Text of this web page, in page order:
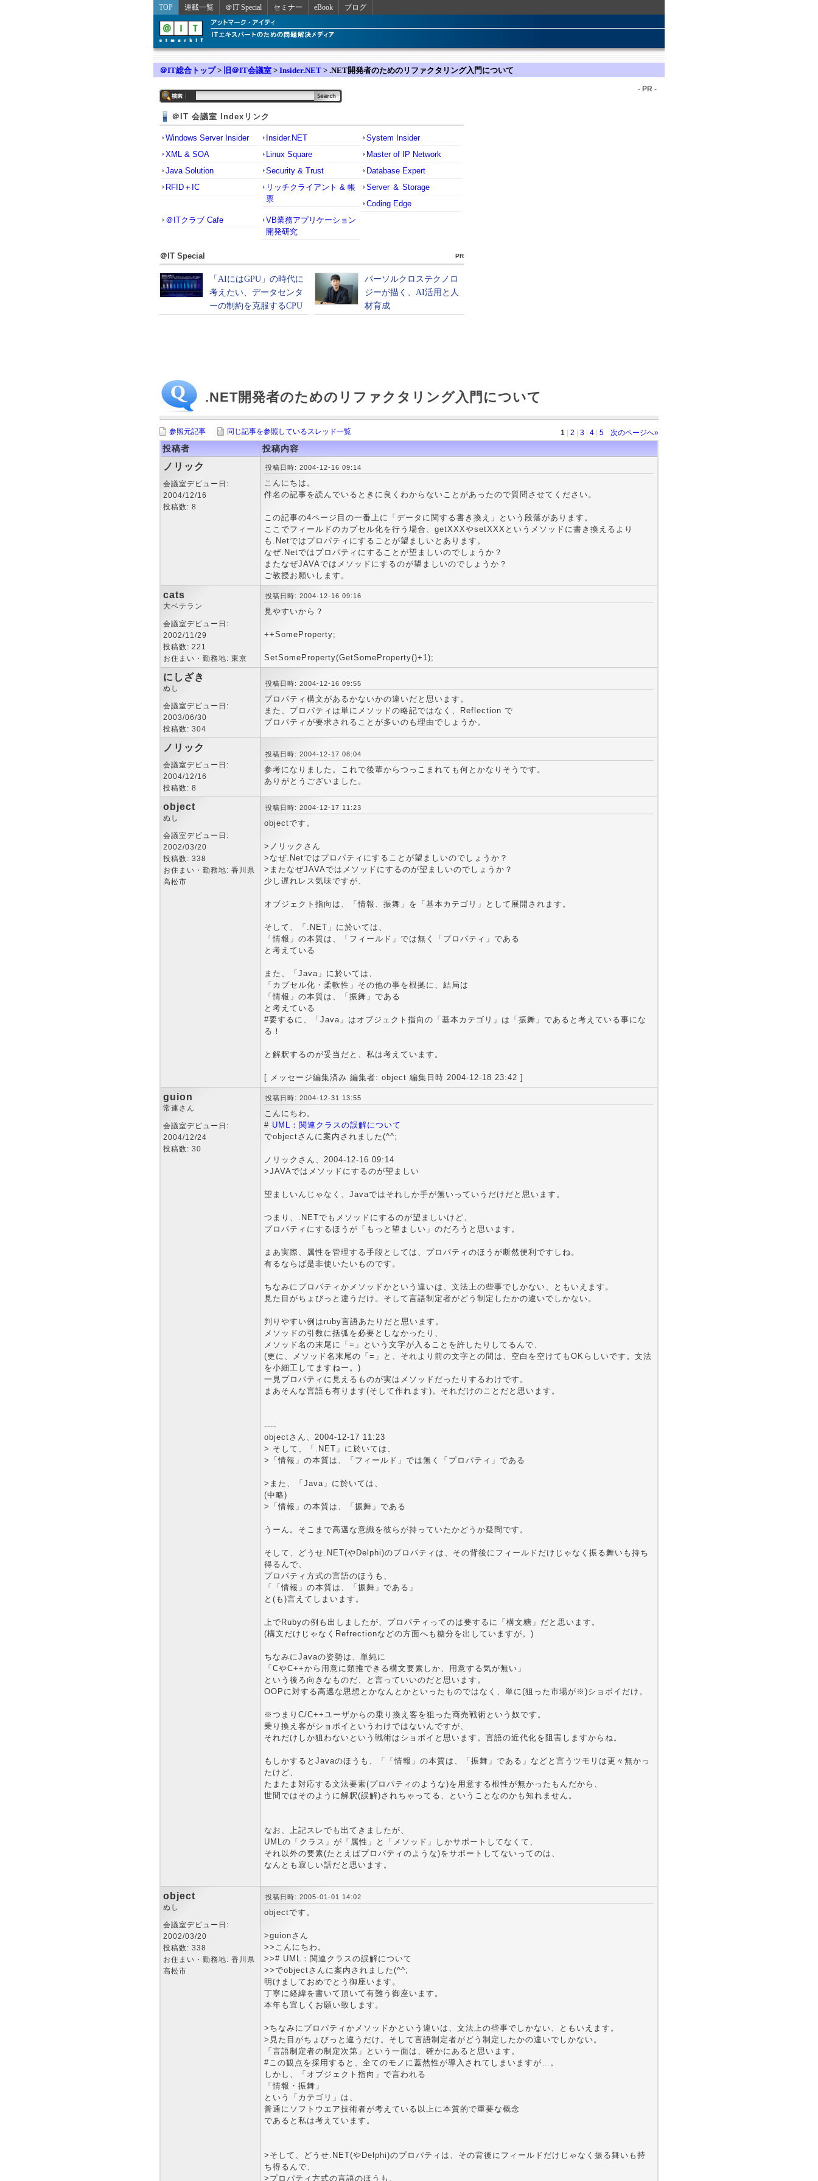
TOP 連載一覧 ＠IT Special セミナー eBook ブログ
＠IT総合トップ> 旧＠IT会議室 > Insider.NET > .NET開発者のためのリファクタリング入門について
＠IT 会議室 Indexリンク
Windows Server Insider Insider.NET
System Insider
XML & SOA
Linux Square
Master of IP Network
Java Solution
Security & Trust
Database Expert
RFID＋IC
リッチクライアント & 帳
票
Server ＆ Storage
Coding Edge
＠ITクラブ Cafe
VB業務アプリケーション
開発研究
＠IT Special PR
- PR -
.NET開発者のためのリファクタリング入門について
参照元記事 同じ記事を参照しているスレッド一覧 1 2 3 4 5 次のページへ»
投稿者 投稿内容
ノリック
会議室デビュー日:
2004/12/16
投稿数: 8
投稿日時: 2004-12-16 09:14
こんにちは。
件名の記事を読んでいるときに良くわからないことがあったので質問させてください。
この記事の4ページ目の一番上に「データに関する書き換え」という段落があります。
ここでフィールドのカプセル化を行う場合、getXXXやsetXXXというメソッドに書き換えるより
も.Netではプロパティにすることが望ましいとあります。
なぜ.Netではプロパティにすることが望ましいのでしょうか？
またなぜJAVAではメソッドにするのが望ましいのでしょうか？
ご教授お願いします。
cats
大ベテラン
会議室デビュー日:
2002/11/29
投稿数: 221
お住まい・勤務地: 東京
投稿日時: 2004-12-16 09:16
見やすいから？
++SomeProperty;
SetSomeProperty(GetSomeProperty()+1);
にしざき
ぬし
会議室デビュー日:
2003/06/30
投稿数: 304
投稿日時: 2004-12-16 09:55
プロパティ構文があるかないかの違いだと思います。
また、プロパティは単にメソッドの略記ではなく、Reflection で
プロパティが要求されることが多いのも理由でしょうか。
ノリック
会議室デビュー日:
2004/12/16
投稿数: 8
投稿日時: 2004-12-17 08:04
参考になりました。これで後輩からつっこまれても何とかなりそうです。
ありがとうございました。
object
ぬし
会議室デビュー日:
2002/03/20
投稿数: 338
お住まい・勤務地: 香川県
高松市
投稿日時: 2004-12-17 11:23
objectです。
>ノリックさん
>なぜ.Netではプロパティにすることが望ましいのでしょうか？
>またなぜJAVAではメソッドにするのが望ましいのでしょうか？
少し遅れレス気味ですが、
オブジェクト指向は、「情報、振舞」を「基本カテゴリ」として展開されます。
そして、「.NET」に於いては、
「情報」の本質は、「フィールド」では無く「プロパティ」である
と考えている
また、「Java」に於いては、
「カプセル化・柔軟性」その他の事を根拠に、結局は
「情報」の本質は、「振舞」である
と考えている
#要するに、「Java」はオブジェクト指向の「基本カテゴリ」は「振舞」であると考えている事にな
る！
と解釈するのが妥当だと、私は考えています。
[ メッセージ編集済み 編集者: object 編集日時 2004-12-18 23:42 ]
guion
常連さん
会議室デビュー日:
2004/12/24
投稿数: 30
投稿日時: 2004-12-31 13:55
こんにちわ。
# UML：関連クラスの誤解について
でobjectさんに案内されました(^^;
ノリックさん、2004-12-16 09:14
>JAVAではメソッドにするのが望ましい
望ましいんじゃなく、Javaではそれしか手が無いっていうだけだと思います。
つまり、.NETでもメソッドにするのが望ましいけど、
プロパティにするほうが「もっと望ましい」のだろうと思います。
まあ実際、属性を管理する手段としては、プロパティのほうが断然便利ですしね。
有るならば是非使いたいものです。
ちなみにプロパティかメソッドかという違いは、文法上の些事でしかない、ともいえます。
見た目がちょびっと違うだけ。そして言語制定者がどう制定したかの違いでしかない。
判りやすい例はruby言語あたりだと思います。
メソッドの引数に括弧を必要としなかったり、
メソッド名の末尾に「=」という文字が入ることを許したりしてるんで、
(更に、メソッド名末尾の「=」と、それより前の文字との間は、空白を空けてもOKらしいです。文法
を小細工してますねー。)
一見プロパティに見えるものが実はメソッドだったりするわけです。
まあそんな言語も有ります(そして作れます)。それだけのことだと思います。
----
objectさん、2004-12-17 11:23
> そして、「.NET」に於いては、
>「情報」の本質は、「フィールド」では無く「プロパティ」である
>また、「Java」に於いては、
(中略)
>「情報」の本質は、「振舞」である
うーん。そこまで高邁な意識を彼らが持っていたかどうか疑問です。
そして、どうせ.NET(やDelphi)のプロパティは、その背後にフィールドだけじゃなく振る舞いも持ち
得るんで、
プロパティ方式の言語のほうも、
「「情報」の本質は、「振舞」である」
と(も)言えてしまいます。
上でRubyの例も出しましたが、プロパティってのは要するに「構文糖」だと思います。
(構文だけじゃなくRefrectionなどの方面へも糖分を出していますが。)
ちなみにJavaの姿勢は、単純に
「CやC++から用意に類推できる構文要素しか、用意する気が無い」
という後ろ向きなものだ、と言っていいのだと思います。
OOPに対する高邁な思想とかなんとかといったものではなく、単に(狙った市場が※)ショボイだけ。
※つまりC/C++ユーザからの乗り換え客を狙った商売戦術という奴です。
乗り換え客がショボイというわけではないんですが、
それだけしか狙わないという戦術はショボイと思います。言語の近代化を阻害しますからね。
もしかするとJavaのほうも、「「情報」の本質は、「振舞」である」などと言うツモリは更々無かっ
たけど、
たまたま対応する文法要素(プロパティのような)を用意する根性が無かったもんだから、
世間ではそのように解釈(誤解)されちゃってる、ということなのかも知れません。
なお、上記スレでも出てきましたが、
UMLの「クラス」が「属性」と「メソッド」しかサポートしてなくて、
それ以外の要素(たとえばプロパティのような)をサポートしてないってのは、
なんとも寂しい話だと思います。
object
ぬし
会議室デビュー日:
2002/03/20
投稿数: 338
お住まい・勤務地: 香川県
高松市
投稿日時: 2005-01-01 14:02
objectです。
>guionさん
>>こんにちわ。
>># UML：関連クラスの誤解について
>>でobjectさんに案内されました(^^;
明けましておめでとう御座います。
丁寧に経緯を書いて頂いて有難う御座います。
本年も宜しくお願い致します。
>ちなみにプロパティかメソッドかという違いは、文法上の些事でしかない、ともいえます。
>見た目がちょびっと違うだけ。そして言語制定者がどう制定したかの違いでしかない。
「言語制定者の制定次第」という一面は、確かにあると思います。
#この観点を採用すると、全てのモノに蓋然性が導入されてしまいますが…。
しかし、「オブジェクト指向」で言われる
「情報・振舞」
という「カテゴリ」は、
普通にソフトウエア技術者が考えている以上に本質的で重要な概念
であると私は考えています。
>そして、どうせ.NET(やDelphi)のプロパティは、その背後にフィールドだけじゃなく振る舞いも持
ち得るんで、
>プロパティ方式の言語のほうも、